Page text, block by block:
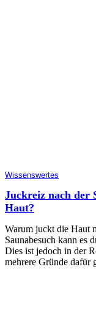
Wissenswertes
Juckreiz nach der
Haut?
Warum juckt die Haut
Saunabesuch kann es
Dies ist jedoch in der
mehrere Gründe dafür